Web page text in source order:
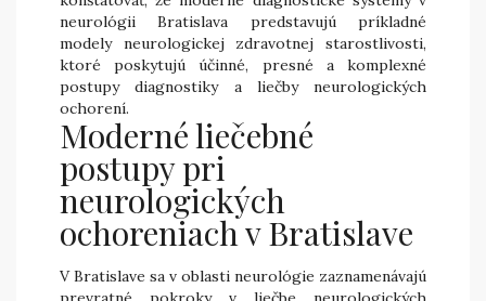
neurológii Bratislava predstavujú príkladné
modely neurologickej zdravotnej starostlivosti,
ktoré poskytujú účinné, presné a komplexné
postupy diagnostiky a liečby neurologických
ochorení.
Moderné liečebné
postupy pri
neurologických
ochoreniach v Bratislave
V Bratislave sa v oblasti neurológie zaznamenávajú